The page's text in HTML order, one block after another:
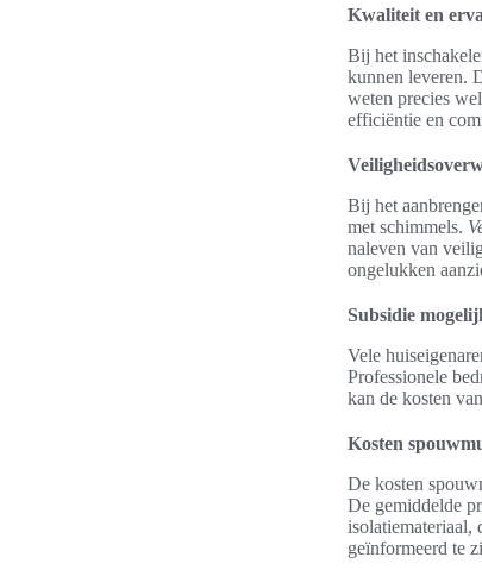
Kwaliteit en
Bij het
kunnen leveren.
weten precies
efficiëntie en
Bij het
met schimmels.
naleven van
ongelukken
Subsidie
Vele
Professionele
kan de kosten
Kosten
De kosten
De gemiddelde
isolatiemateriaal,
geïnformeerd te